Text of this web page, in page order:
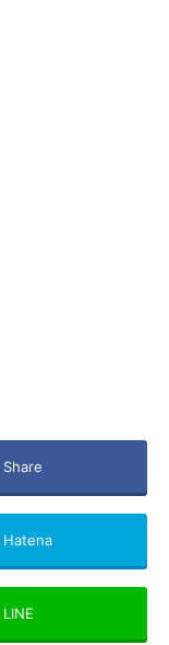
Share
Hatena
LINE